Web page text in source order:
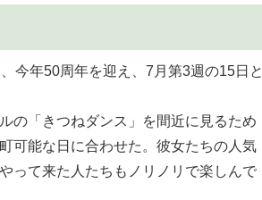
今年50周年を迎え、7月第3週の15日と
の「きつねダンス」を間近に見るため
可能な日に合わせた。彼女たちの人気
って来た人たちもノリノリで楽しんで